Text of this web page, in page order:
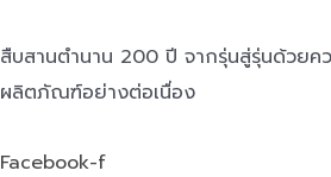
สืบสานตำนาน 200 ปี จากรุ่นสู่รุ่นด้วยค
ผลิตภัณฑ์อย่างต่อเนื่อง
Facebook-f